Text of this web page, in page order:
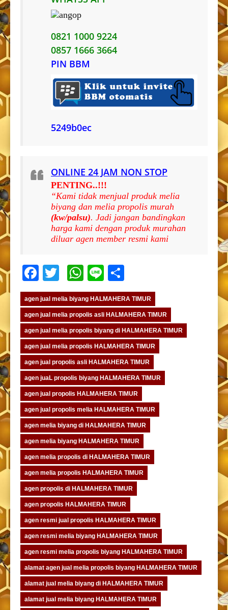
0821 1000 9224
0857 1666 3664
PIN BBM
5249b0ec
ONLINE 24 JAM NON STOP
PENTING..!!!
“Kami tidak menjual produk melia
biyang dan melia propolis murah
(kw/palsu). Jadi jangan bandingkan
harga kami dengan produk murahan
diluar agen member resmi kami
Facebook
TwitterWhatsApp
Line
agen jual melia biyang HALMAHERA TIMUR
agen jual melia propolis asli HALMAHERA TIMUR
agen jual melia propolis biyang di HALMAHERA TIMUR
agen jual melia propolis HALMAHERA TIMUR
agen jual propolis asli HALMAHERA TIMUR
agen juaL propolis biyang HALMAHERA TIMUR
agen jual propolis HALMAHERA TIMUR
agen jual propolis melia HALMAHERA TIMUR
agen melia biyang di HALMAHERA TIMUR
agen melia biyang HALMAHERA TIMUR
agen melia propolis di HALMAHERA TIMUR
agen melia propolis HALMAHERA TIMUR
agen propolis di HALMAHERA TIMUR
agen propolis HALMAHERA TIMUR
agen resmi jual propolis HALMAHERA TIMUR
agen resmi melia biyang HALMAHERA TIMUR
agen resmi melia propolis biyang HALMAHERA TIMUR
alamat agen jual melia propolis biyang HALMAHERA TIMUR
alamat jual melia biyang di HALMAHERA TIMUR
alamat jual melia biyang HALMAHERA TIMUR